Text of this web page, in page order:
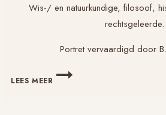
Wis-/ en natuurkundige, filosoof,
rechtsgeleerde.
Portret vervaardigd door
LEES MEER
GOTTFRIED
WILHELM